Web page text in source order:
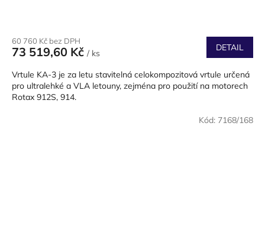
60 760 Kč bez DPH
73 519,60 Kč / ks
DETAIL
Vrtule KA-3 je za letu stavitelná celokompozitová vrtule určená
pro ultralehké a VLA letouny, zejména pro použití na motorech
Rotax 912S, 914.
Kód: 7168/168